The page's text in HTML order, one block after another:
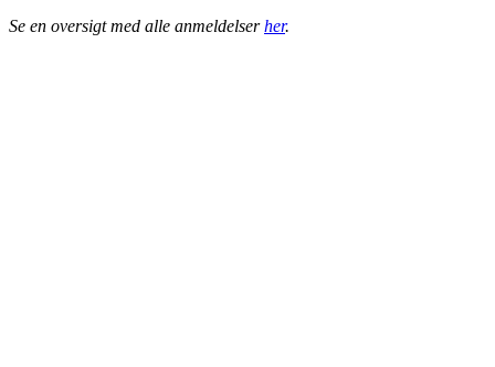
Se en oversigt med alle anmeldelserher.